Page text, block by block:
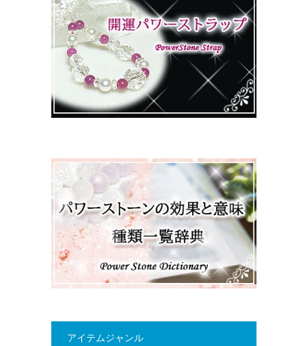
アイテムジャンル